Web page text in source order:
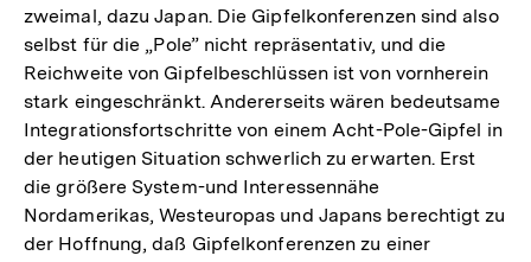
zweimal, dazu Japan. Die Gipfelkonferenzen sind also
selbst für die „Pole” nicht repräsentativ, und die
Reichweite von Gipfelbeschlüssen ist von vornherein
stark eingeschränkt. Andererseits wären bedeutsame
Integrationsfortschritte von einem Acht-Pole-Gipfel in
der heutigen Situation schwerlich zu erwarten. Erst
die größere System-und Interessennähe
Nordamerikas, Westeuropas und Japans berechtigt zu
der Hoffnung, daß Gipfelkonferenzen zu einer